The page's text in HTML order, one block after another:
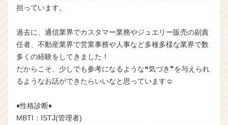
担っています。
過去に、通信業界でカスタマー業務やジュエリー販売の副責
任者、不動産業界で営業事務や人事など多種多様な業界で数
多くの経験をしてきました！
だからこそ、少しでも参考になるような❝気づき❞を与えられ
るようなお話ができたらいいなと思っています☺
♦性格診断♦
MBTI：ISTJ(管理者)